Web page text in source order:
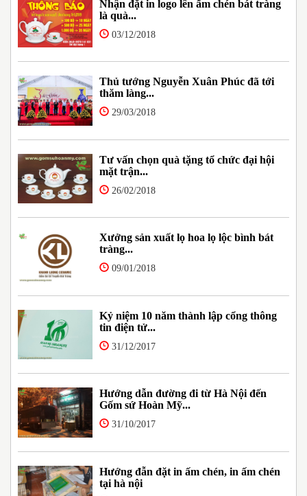
Nhận đặt in logo lên ấm chén bát tràng
là quà...
03/12/2018
Thủ tướng Nguyễn Xuân Phúc đã tới
thăm làng...
29/03/2018
Tư vấn chọn quà tặng tổ chức đại hội
mặt trận...
26/02/2018
Xưởng sản xuất lọ hoa lọ lộc bình bát
tràng...
09/01/2018
Kỷ niệm 10 năm thành lập cổng thông
tin điện tử...
31/12/2017
Hướng dẫn đường đi từ Hà Nội đến
Gốm sứ Hoàn Mỹ...
31/10/2017
Hướng đẫn đặt in ấm chén, in ấm chén
tại hà nội